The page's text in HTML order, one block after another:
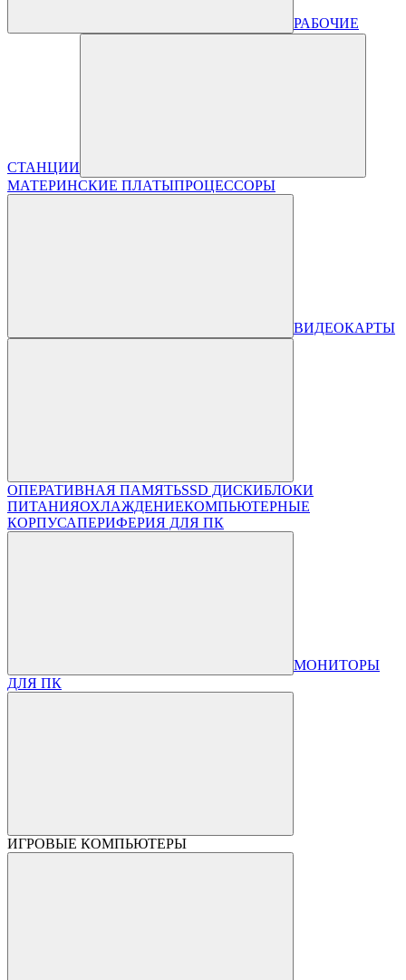
РАБОЧИЕ
СТАНЦИИ
МАТЕРИНСКИЕ ПЛАТЫПРОЦЕССОРЫ
ВИДЕОКАРТЫ
ОПЕРАТИВНАЯ ПАМЯТЬSSD ДИСКИБЛОКИ
ПИТАНИЯОХЛАЖДЕНИЕКОМПЬЮТЕРНЫЕ
КОРПУСАПЕРИФЕРИЯ ДЛЯ ПК
МОНИТОРЫ
ДЛЯ ПК
ИГРОВЫЕ КОМПЬЮТЕРЫ